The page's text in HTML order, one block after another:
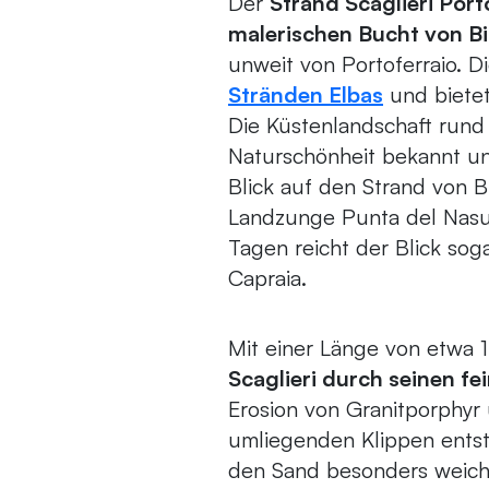
malerischen Bucht von
unweit von Portoferraio.
Stränden Elbas und
Die Küstenlandschaft
Naturschönheit bekannt
Blick auf den Strand von
Landzunge Punta del
Tagen reicht der Blick
Capraia.
Mit einer Länge von etwa
Scaglieri durch seinen
Erosion von
umliegenden Klippen
den Sand besonders